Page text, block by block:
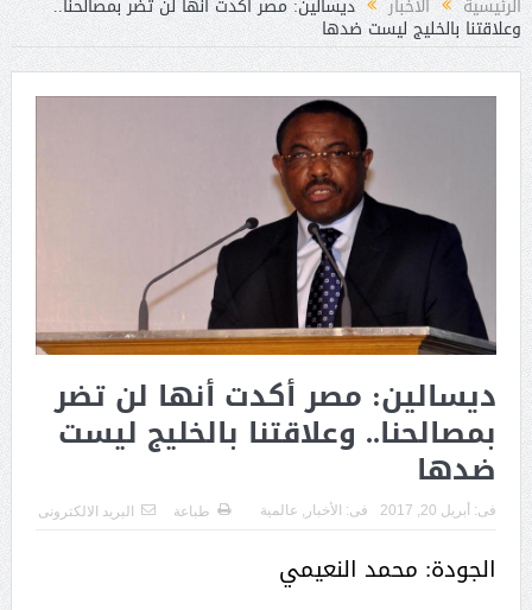
وعلاقتنا بالخليج ليست ضدها
ديسالين: مصر أكدت أنها لن تضر
بمصالحنا.. وعلاقتنا بالخليج ليست
ضدها
فى: أبريل 20, 2017 فى: الأخبار , عالمية طباعة البريد الالكترونى
الجودة: محمد النعيمي